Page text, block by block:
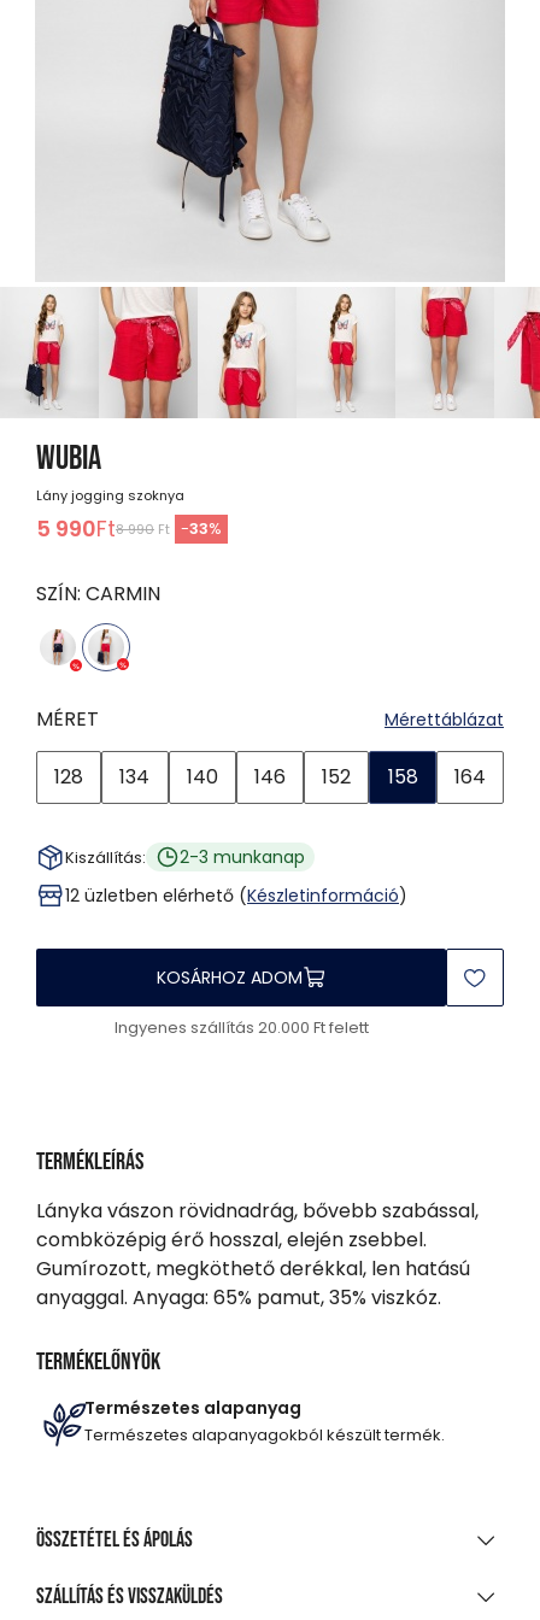
WUBIA
Lány jogging szoknya
5 990Ft8 990 Ft -33%
SZÍN: CARMIN
MÉRET Mérettáblázat
128 134 140 146 152 158 164
Kiszállítás:
2-3 munkanap
12 üzletben elérhető (Készletinformáció)
KOSÁRHOZ ADOM
Ingyenes szállítás 20.000 Ft felett
Termékleírás
Lányka vászon rövidnadrág, bővebb szabással,
combközépig érő hosszal, elején zsebbel.
Gumírozott, megköthető derékkal, len hatású
anyaggal. Anyaga: 65% pamut, 35% viszkóz.
Termékelőnyök
Természetes alapanyag
Természetes alapanyagokból készült termék.
Összetétel és ápolás
ANYAGÖSSZETÉTEL
Szállítás és visszaküldés